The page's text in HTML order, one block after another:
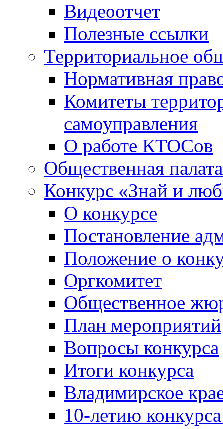
Видеоотчет
Полезные ссылки
Территориальное
Нормативная
Комитеты
самоуправления
О работе КТОСов
Общественная палата
Конкурс «Знай и
О конкурсе
Постановление
Положение о
Оргкомитет
Общественное
План мероприятий
Вопросы конкурса
Итоги конкурса
Владимирское
10-летию